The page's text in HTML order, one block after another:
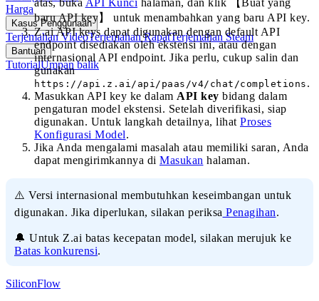
Harga
Kasus Penggunaan
Terjemahan VideoTerjemahan RapatTerjemahan Steam
Bantuan
TutorialUmpan balik
atas, buka API Kunci halaman, dan klik 【Buat yang
baru API key】 untuk menambahkan yang baru API key.
Z.ai API keys dapat digunakan dengan default API
endpoint disediakan oleh ekstensi ini, atau dengan
internasional API endpoint. Jika perlu, cukup salin dan
gunakan
https://api.z.ai/api/paas/v4/chat/completions .
Masukkan API key ke dalam API key bidang dalam
pengaturan model ekstensi. Setelah diverifikasi, siap
digunakan. Untuk langkah detailnya, lihat Proses
Konfigurasi Model.
Jika Anda mengalami masalah atau memiliki saran, Anda
dapat mengirimkannya di Masukan halaman.
⚠️ Versi internasional membutuhkan keseimbangan untuk
digunakan. Jika diperlukan, silakan periksa Penagihan.
🔔 Untuk Z.ai batas kecepatan model, silakan merujuk ke
Batas konkurensi.
SiliconFlow